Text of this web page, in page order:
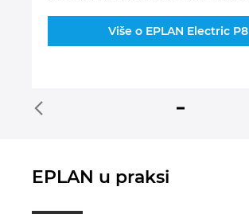
Više o EPLAN Electric P8
EPLAN u praksi